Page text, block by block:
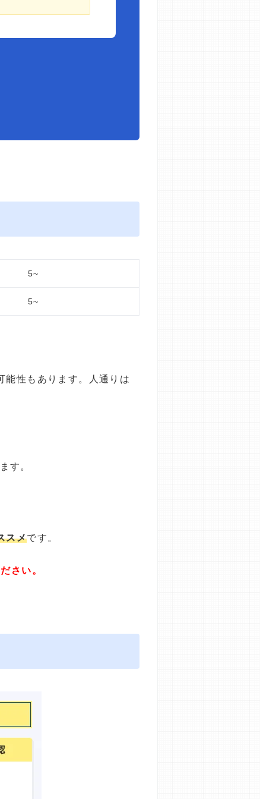
5~
5~
能性もあります。人通りは
す。
スメです。
さい。